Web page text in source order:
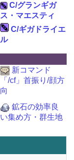
C/グランギガ
ス・マエスティ
C/ギガドライエ
ル
新コマンド
「/cf」首振り/顔方
向
鉱石の効率良
い集め方・群生地